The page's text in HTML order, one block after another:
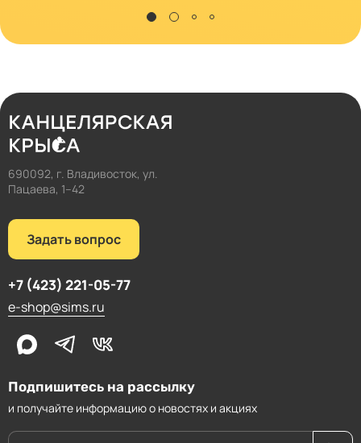
690092, г. Владивосток, ул.
Пацаева, 1–42
Подпишитесь на рассылку
и получайте информацию о новостях и акциях
Задать вопрос
+7 (423) 221-05-77
e-shop@sims.ru